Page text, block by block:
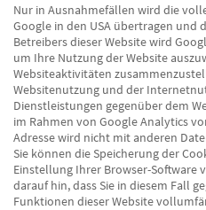
Nur in Ausnahmefällen wird die
Google in den USA übertragen und
Betreibers dieser Website wird
um Ihre Nutzung der Website
Websiteaktivitäten
Websitenutzung und der
Dienstleistungen gegenüber dem
im Rahmen von Google Analytics
Adresse wird nicht mit anderen
Sie können die Speicherung der
Einstellung Ihrer Browser-Software
darauf hin, dass Sie in diesem Fall
Funktionen dieser Website